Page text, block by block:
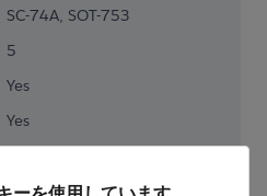
SC-74A, SOT-753
5
Yes
Yes
3000